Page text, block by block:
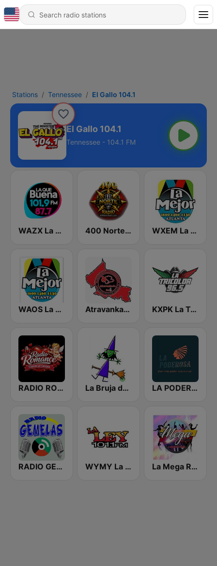
Stations Tennessee El Gallo 104.1
El Gallo 104.1
Tennessee - 104.1 FM
WAZX La Que Buena 101.9 y 87.7 400 Norte Radio WXEM La Mejor
WAOS La Mejor 1600 Atravankado Radio KXPK La Tricolor 96.5 FM
RADIO ROMANCE DIRECTO AL CORAZON La Bruja de Las Palabras LA PODEROSA
RADIO GEMELAS WYMY La Ley 101.1 FM La Mega Rumba